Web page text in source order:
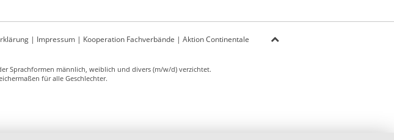
| Impressum| Kooperation Fachverbände | Aktion Continentale
Sprachformen männlich, weiblich und divers (m/w/d) verzichtet.
für alle Geschlechter.